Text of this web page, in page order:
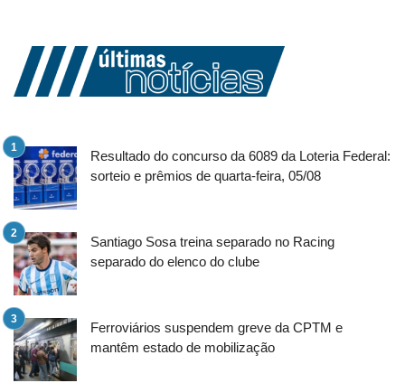
Resultado do concurso da 6089 da Loteria Federal:
sorteio e prêmios de quarta-feira, 05/08
Santiago Sosa treina separado no Racing
separado do elenco do clube
Ferroviários suspendem greve da CPTM e
mantêm estado de mobilização